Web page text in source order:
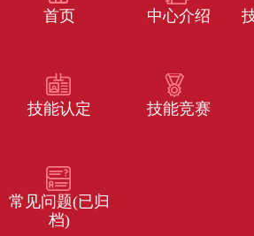
首页 中心介绍
技能认定 技能竞赛
常见问题(已归
档)